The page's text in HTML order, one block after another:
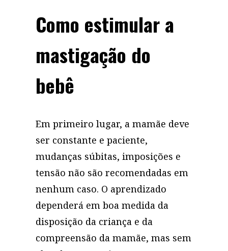
Como estimular a
mastigação do
bebê
Em primeiro lugar, a mamãe deve
ser constante e paciente,
mudanças súbitas, imposições e
tensão não são recomendadas em
nenhum caso. O aprendizado
dependerá em boa medida da
disposição da criança e da
compreensão da mamãe, mas sem